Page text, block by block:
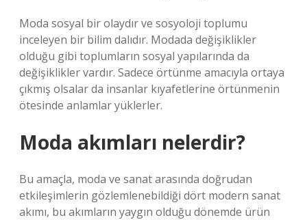
Moda sosyal bir olaydır ve sosyoloji toplumu
inceleyen bir bilim dalıdır. Modada değişiklikler
olduğu gibi toplumların sosyal yapılarında da
değişiklikler vardır. Sadece örtünme amacıyla ortaya
çıkmış olsalar da insanlar kıyafetlerine örtünmenin
ötesinde anlamlar yüklerler.
Moda akımları nelerdir?
Bu amaçla, moda ve sanat arasında doğrudan
etkileşimlerin gözlemlenebildiği dört modern sanat
akımı, bu akımların yaygın olduğu dönemde ürün